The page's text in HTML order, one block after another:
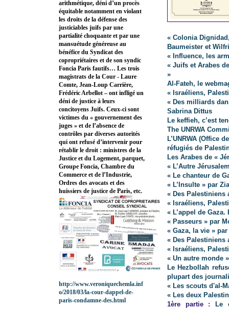
« Colonia
Baumeister et
« Influence, les
« Juifs et Arabes
»
Al-Fateh, le
« Israéliens,
« Des milliards
Sabrina Dittus
Le keffieh, c’est
The UNRWA
L’UNRWA (Office
réfugiés de
Les Arabes de «
« L’Autre
« Le chanteur de
« L’Insulte » par
« Des Palestiniens
« Israéliens,
« L’appel de
« Passeurs » par
« Gaza, la vie »
« Des Palestiniens
« Israéliens,
« Un autre monde
Le Hezbollah
plupart des
« Les scouts d'al-
« Les deux
1ère partie :
Le
arithmétique, déni d’un procès
équitable notamment en violant
les droits de la défense des
justiciables juifs par une
partialité choquante et par une
mansuétude généreuse au
bénéfice du Syndicat des
copropriétaires et de son syndic
Foncia Paris fautifs… Les trois
magistrats de la Cour - Laure
Comte, Jean-Loup Carrière,
Frédéric Arbellot – ont infligé un
déni de justice à leurs
concitoyens Juifs. Ceux-ci sont
victimes du « gouvernement des
juges » et de l’absence de
contrôles par diverses autorités
qui ont refusé d’intervenir pour
rétablir le droit : ministres de la
Justice et du Logement, parquet,
Groupe Foncia, Chambre du
Commerce et de l’Industrie,
Ordres des avocats et des
huissiers de justice de Paris, etc.
http://www.veroniquechemla.inf
o/2018/03/la-cour-dappel-de-
paris-condamne-des.html